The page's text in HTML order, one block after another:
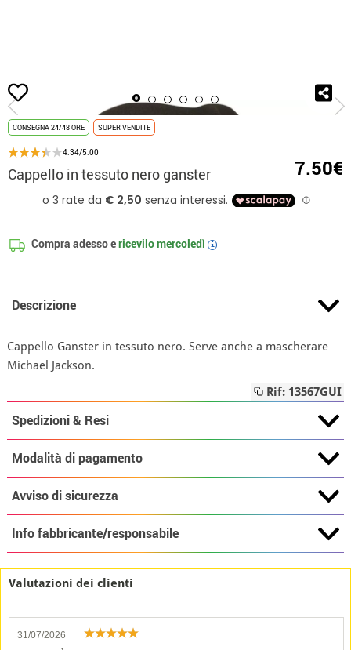
Inizio Cappello in tessuto nero ganster
CONSEGNA 24/48 ORE SUPER VENDITE
4.34/5.00
Cappello in tessuto nero ganster 7.50€
Compra adesso ericevilomercoledì i
Descrizione
Cappello Ganster in tessuto nero. Serve anche a mascherare
Michael Jackson.
Rif: 13567GUI
Spedizioni & Resi
Modalità di pagamento
Avviso di sicurezza
Info fabbricante/responsabile
Valutazioni dei clienti
31/07/2026